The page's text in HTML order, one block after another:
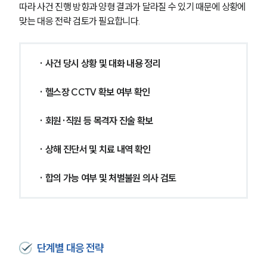
따라 사건 진행 방향과 양형 결과가 달라질 수 있기 때문에 상황에
맞는 대응 전략 검토가 필요합니다.
· 사건 당시 상황 및 대화 내용 정리
· 헬스장 CCTV 확보 여부 확인
· 회원·직원 등 목격자 진술 확보
· 상해 진단서 및 치료 내역 확인
· 합의 가능 여부 및 처벌불원 의사 검토
단계별 대응 전략